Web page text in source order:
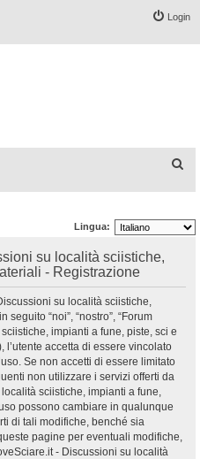
Login
c
Lingua:
su località sciistiche,
- Registrazione
su località sciistiche,
“noi”, “nostro”, “Forum
impianti a fune, piste, sci e
l’utente accetta di essere vincolato
Se non accetti di essere limitato
non utilizzare i servizi offerti da
sciistiche, impianti a fune,
possono cambiare in qualunque
di tali modifiche, benché sia
pagine per eventuali modifiche,
- Discussioni su località